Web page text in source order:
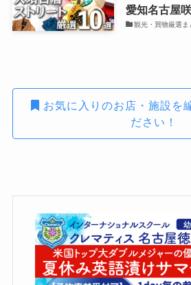
愛知名古屋
観光・買物厳選ま
お気に入りのお店・施設を
ださい！